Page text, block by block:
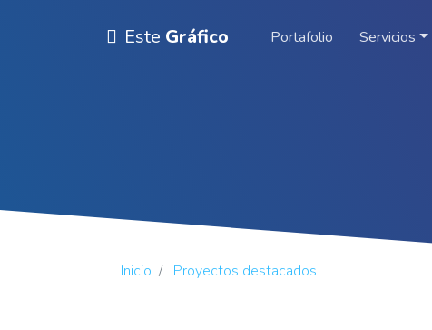
Este Gráfico Portafolio Servicios
Inicio Proyectos destacados